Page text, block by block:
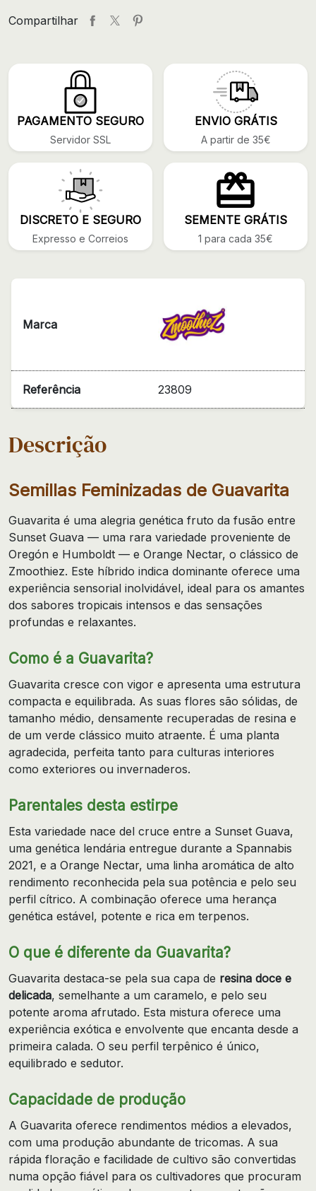
Compartilhar
PAGAMENTO SEGURO
Servidor SSL
ENVIO GRÁTIS
A partir de 35€
DISCRETO E SEGURO
Expresso e Correios
SEMENTE GRÁTIS
1 para cada 35€
Marca
Referência 23809
Descrição
Semillas Feminizadas de Guavarita
Guavarita é uma alegria genética fruto da fusão entre
Sunset Guava — uma rara variedade proveniente de
Oregón e Humboldt — e Orange Nectar, o clássico de
Zmoothiez. Este híbrido indica dominante oferece uma
experiência sensorial inolvidável, ideal para os amantes
dos sabores tropicais intensos e das sensações
profundas e relaxantes.
Como é a Guavarita?
Guavarita cresce con vigor e apresenta uma estrutura
compacta e equilibrada. As suas flores são sólidas, de
tamanho médio, densamente recuperadas de resina e
de um verde clássico muito atraente. É uma planta
agradecida, perfeita tanto para culturas interiores
como exteriores ou invernaderos.
Parentales desta estirpe
Esta variedade nace del cruce entre a Sunset Guava,
uma genética lendária entregue durante a Spannabis
2021, e a Orange Nectar, uma linha aromática de alto
rendimento reconhecida pela sua potência e pelo seu
perfil cítrico. A combinação oferece uma herança
genética estável, potente e rica em terpenos.
O que é diferente da Guavarita?
Guavarita destaca-se pela sua capa de resina doce e
delicada, semelhante a um caramelo, e pelo seu
potente aroma afrutado. Esta mistura oferece uma
experiência exótica e envolvente que encanta desde a
primeira calada. O seu perfil terpênico é único,
equilibrado e sedutor.
Capacidade de produção
A Guavarita oferece rendimentos médios a elevados,
com uma produção abundante de tricomas. A sua
rápida floração e facilidade de cultivo são convertidas
numa opção fiável para os cultivadores que procuram